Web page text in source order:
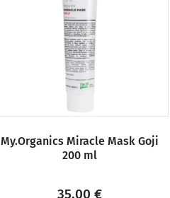
My.Organics Miracle Mask Goji
200 ml
35,00 €